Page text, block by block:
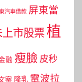
汽車借款 屏東當
上市股票植
融 瘦臉 皮秒
案 隆乳 電波拉